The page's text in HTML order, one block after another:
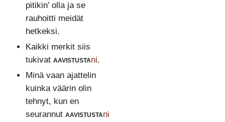
pitikin' olla ja se
rauhoitti meidät
hetkeksi.
Kaikki merkit siis
tukivat aavistustani.
Minä vaan ajattelin
kuinka väärin olin
tehnyt, kun en
seurannut aavistustani